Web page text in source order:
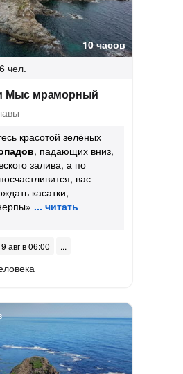
10 часов
чел.
Мыс мраморный
красотой зелёных
, падающих вниз,
залива, а по
вас
касатки,
9 авг в 06:00